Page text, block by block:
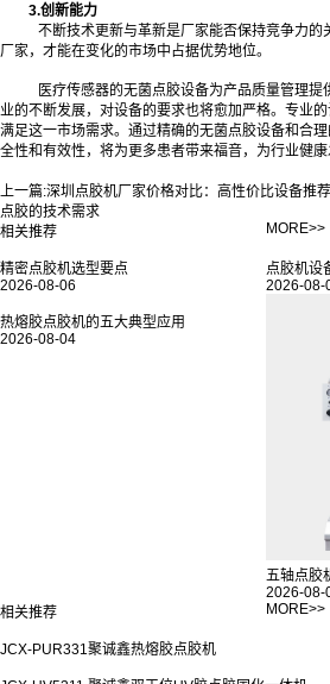
3.创新能力
不断技术更新与革新是厂家能否保持竞争力的
厂家，才能在变化的市场中占据优势地位。
医疗传感器的无菌点胶设备为产品质量管理
业的不断发展，对设备的要求也将愈加严格。专业
满足这一市场需求。通过精确的无菌点胶设备和合
全性和有效性，将为更多患者带来福音，为行业健康
上一篇:深圳点胶机厂家价格对比：高性价比设备推荐
点胶的技术需求
相关推荐
MORE>>
精密点胶机选型要点
2026-08-06
点胶机设
2026-08-
五轴点胶
2026-08-
相关推荐
MORE>>